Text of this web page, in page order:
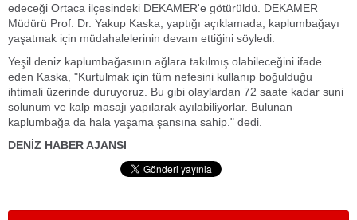
edeceği Ortaca ilçesindeki DEKAMER'e götürüldü. DEKAMER
Müdürü Prof. Dr. Yakup Kaska, yaptığı açıklamada, kaplumbağayı
yaşatmak için müdahalelerinin devam ettiğini söyledi.
Yeşil deniz kaplumbağasının ağlara takılmış olabileceğini ifade
eden Kaska, "Kurtulmak için tüm nefesini kullanıp boğulduğu
ihtimali üzerinde duruyoruz. Bu gibi olaylardan 72 saate kadar suni
solunum ve kalp masajı yapılarak ayılabiliyorlar. Bulunan
kaplumbağa da hala yaşama şansına sahip." dedi.
DENİZ HABER AJANSI